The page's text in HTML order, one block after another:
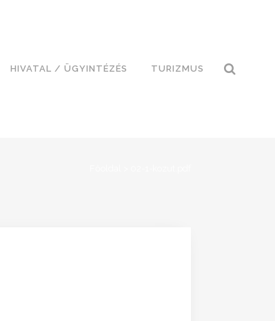
HIVATAL / ÜGYINTÉZÉS TURIZMUS